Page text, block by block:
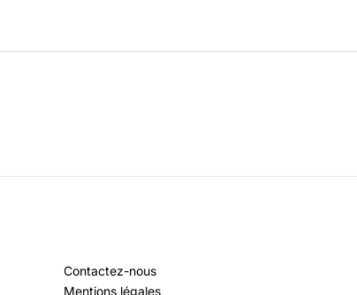
Contactez-nous
Mentions légales